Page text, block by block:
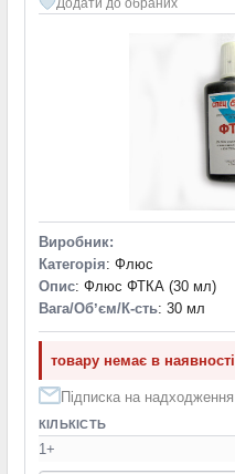
Додати до обраних
Виробник:
Категорія: Флюс
Опис: Флюс ФТКА (30 мл)
Вага/Обʼєм/К-сть: 30 мл
товару немає в наявності
Підписка на надходження
КІЛЬКІСТЬ
1+